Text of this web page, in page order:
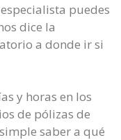
puedes
dice la
a donde ir si
y horas en los
de pólizas de
saber a qué